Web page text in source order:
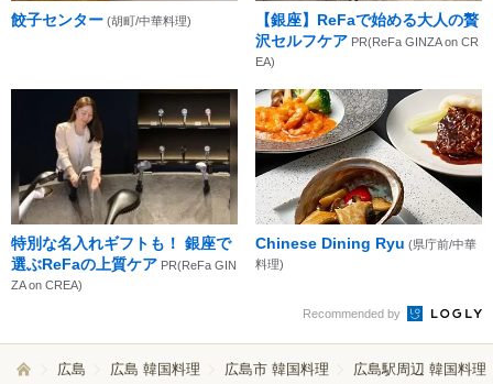
餃子センター (胡町/中華料理)
【銀座】ReFaで始める大人の贅
沢セルフケア PR(ReFa GINZA on CR
EA)
特別な名入れギフトも！ 銀座で
選ぶReFaの上質ケア PR(ReFa GIN
ZA on CREA)
Chinese Dining Ryu (県庁前/中華
料理)
Recommended by
広島 広島 韓国料理 広島市 韓国料理 広島駅周辺 韓国料理